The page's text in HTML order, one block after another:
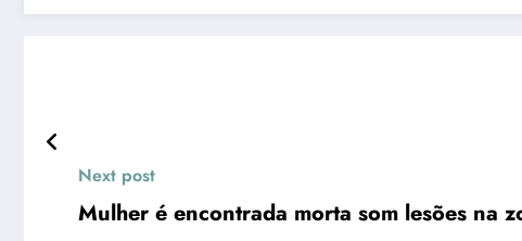
Next post
Mulher é encontrada morta som lesões na